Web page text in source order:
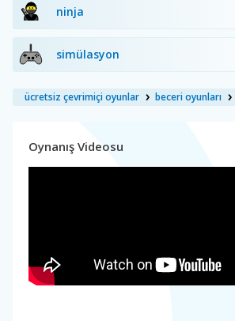
ninja
simülasyon
ücretsiz çevrimiçi oyunlar beceri oyunları
Oynanış Videosu